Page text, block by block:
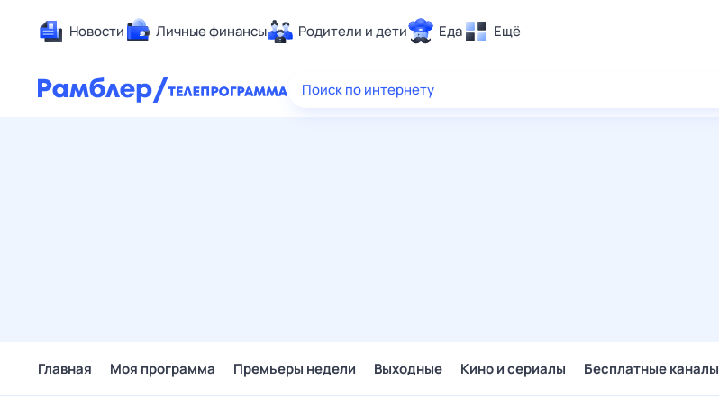
Новости Личные финансы Родители и дети Еда Ещё
Здоровье
Поиск по интернету
Главная Моя программа Премьеры недели Выходные Кино и сериалы Бесплатные каналы